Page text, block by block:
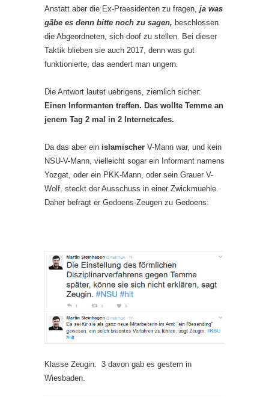
Anstatt aber die Ex-Praesidenten zu fragen, ja was
gäbe es denn bitte noch zu sagen, beschlossen
die Abgeordneten, sich doof zu stellen. Bei dieser
Taktik blieben sie auch 2017, denn was gut
funktionierte, das aendert man ungern.
Die Antwort lautet uebrigens, ziemlich sicher:
Einen Informanten treffen. Das wollte Temme an
jenem Tag 2 mal in 2 Internetcafes.
Da das aber ein islamischer V-Mann war, und kein
NSU-V-Mann, vielleicht sogar ein Informant namens
Yozgat, oder ein PKK-Mann, oder sein Grauer V-
Wolf, steckt der Ausschuss in einer Zwickmuehle.
Daher befragt er Gedoens-Zeugen zu Gedoens:
Klasse Zeugin. 3 davon gab es gestern in
Wiesbaden.